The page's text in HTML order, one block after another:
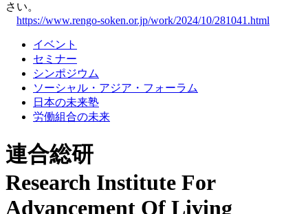
さい。
https://www.rengo-soken.or.jp/work/2024/10/281041.html
イベント
セミナー
シンポジウム
ソーシャル・アジア・フォーラム
日本の未来塾
労働組合の未来
連合総研
Research Institute For
Advancement Of Living